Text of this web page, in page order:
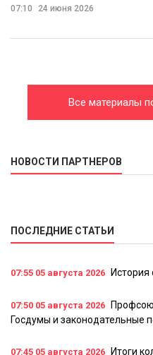
07:10 24 июня 2026
Все материалы
НОВОСТИ ПАРТНЕРОВ
ПОСЛЕДНИЕ СТАТЬИ
07:55 05 августа 2026 История
07:50 05 августа 2026
Госдумы и законодательные
07:45 05 августа 2026 Итоги